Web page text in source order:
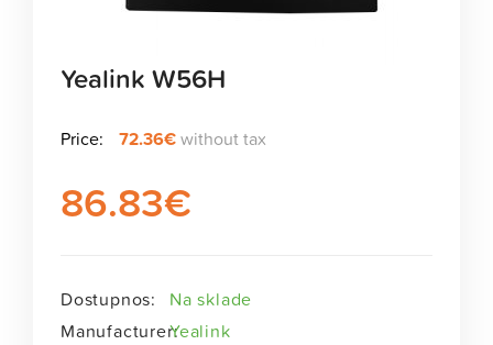
Yealink W56H
Price: 72.36€without tax
86.83€
Dostupnos:
Na sklade
Manufacturer:Yealink